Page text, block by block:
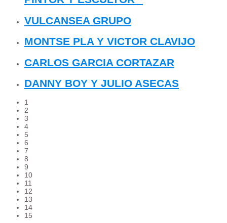
VULCANSEA GRUPO
MONTSE PLA Y VICTOR CLAVIJO
CARLOS GARCIA CORTAZAR
DANNY BOY Y JULIO ASECAS
1
2
3
4
5
6
7
8
9
10
11
12
13
14
15